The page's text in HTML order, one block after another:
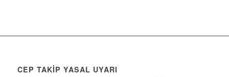
CEP TAKİP YASAL UYARI